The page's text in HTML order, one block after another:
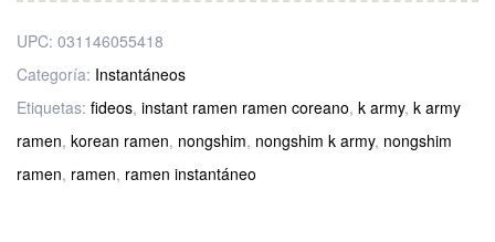
UPC: 031146055418
Categoría: Instantáneos
Etiquetas: fideos, instant ramen ramen coreano, k army, k army
ramen, korean ramen, nongshim, nongshim k army, nongshim
ramen, ramen, ramen instantáneo